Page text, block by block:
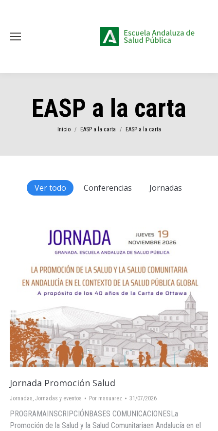
EASP a la carta
Estás aquí:
Inicio EASP a la carta EASP a la carta
Ver todo Conferencias Jornadas
Jornada Promoción Salud
Jornadas, Jornadas y eventos Por mssuarez 31/07/2026
PROGRAMAINSCRIPCIÓNBASES COMUNICACIONESLa
Promoción de la Salud y la Salud Comunitariaen Andalucía en el